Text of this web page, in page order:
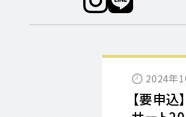
2024年
【要申